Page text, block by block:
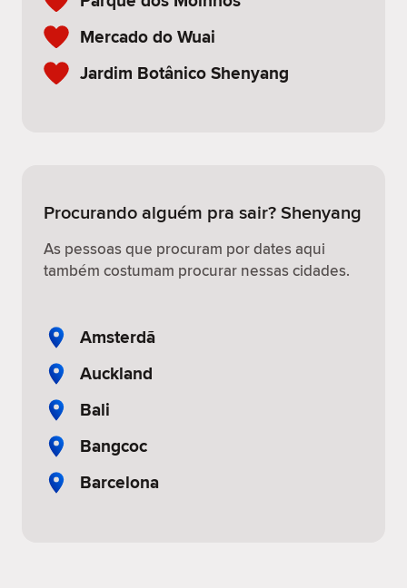
Mercado do Wuai
Jardim Botânico Shenyang
Procurando alguém pra sair? Shenyang
As pessoas que procuram por dates aqui
também costumam procurar nessas cidades.
Amsterdã
Auckland
Bali
Bangcoc
Barcelona